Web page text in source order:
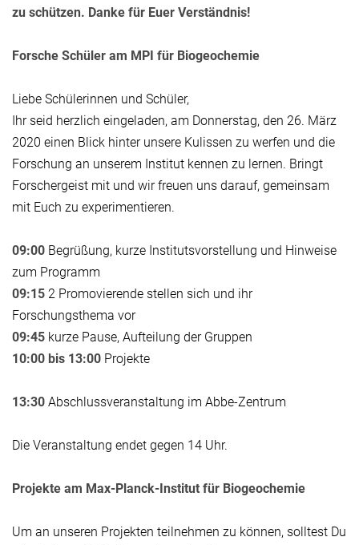
zu schützen. Danke für Euer Verständnis!
Forsche Schüler am MPI für Biogeochemie
Liebe Schülerinnen und Schüler,
Ihr seid herzlich eingeladen, am Donnerstag, den 26. März
2020 einen Blick hinter unsere Kulissen zu werfen und die
Forschung an unserem Institut kennen zu lernen. Bringt
Forschergeist mit und wir freuen uns darauf, gemeinsam
mit Euch zu experimentieren.
09:00 Begrüßung, kurze Institutsvorstellung und Hinweise
zum Programm
09:15 2 Promovierende stellen sich und ihr
Forschungsthema vor
09:45 kurze Pause, Aufteilung der Gruppen
10:00 bis 13:00 Projekte
13:30 Abschlussveranstaltung im Abbe-Zentrum
Die Veranstaltung endet gegen 14 Uhr.
Projekte am Max-Planck-Institut für Biogeochemie
Um an unseren Projekten teilnehmen zu können, solltest Du